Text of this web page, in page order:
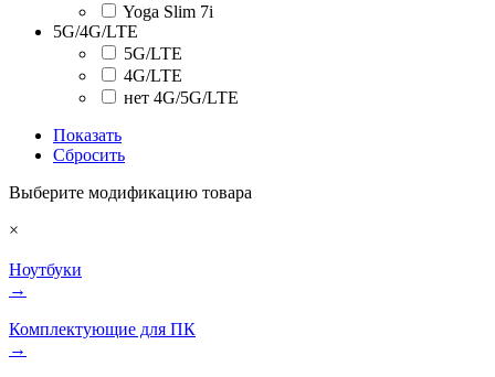
Yoga Slim 7i
5G/4G/LTE
5G/LTE
4G/LTE
нет 4G/5G/LTE
Показать
Сбросить
Выберите модификацию товара
×
Ноутбуки
→
Комплектующие для ПК
→